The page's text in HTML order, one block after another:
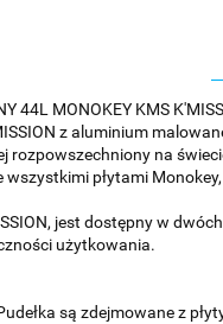
44L MONOKEY KMS
z aluminium
rozpowszechniony na
wszystkimi płytami
jest dostępny w
użytkowania.
Pudełka są zdejmowane z